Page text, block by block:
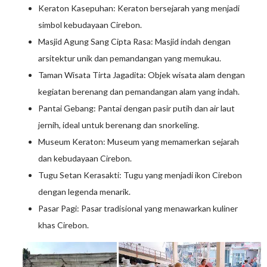
Keraton Kasepuhan: Keraton bersejarah yang menjadi
simbol kebudayaan Cirebon.
Masjid Agung Sang Cipta Rasa: Masjid indah dengan
arsitektur unik dan pemandangan yang memukau.
Taman Wisata Tirta Jagadita: Objek wisata alam dengan
kegiatan berenang dan pemandangan alam yang indah.
Pantai Gebang: Pantai dengan pasir putih dan air laut
jernih, ideal untuk berenang dan snorkeling.
Museum Keraton: Museum yang memamerkan sejarah
dan kebudayaan Cirebon.
Tugu Setan Kerasakti: Tugu yang menjadi ikon Cirebon
dengan legenda menarik.
Pasar Pagi: Pasar tradisional yang menawarkan kuliner
khas Cirebon.